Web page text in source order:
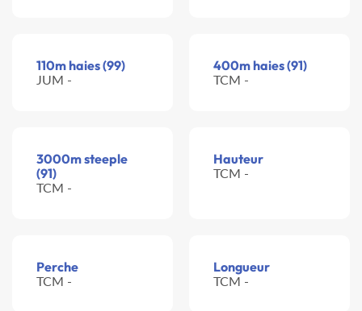
110m haies (99)
JUM -
400m haies (91)
TCM -
3000m steeple
(91)
TCM -
Hauteur
TCM -
Perche
TCM -
Longueur
TCM -